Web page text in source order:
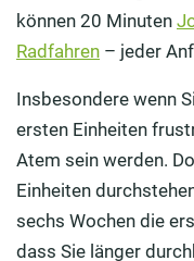
können 20 Minuten
Radfahren – jeder
Insbesondere wenn
ersten Einheiten
Atem sein werden.
Einheiten
sechs Wochen die
dass Sie länger